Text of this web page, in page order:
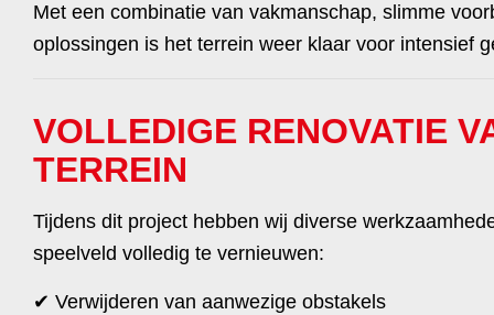
Met een combinatie van vakmanschap, slimme
oplossingen is het terrein weer klaar voor intensief
VOLLEDIGE RENOVATIE
TERREIN
Tijdens dit project hebben wij diverse
speelveld volledig te vernieuwen:
✔ Verwijderen van aanwezige obstakels